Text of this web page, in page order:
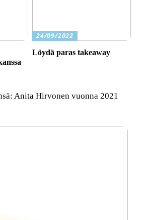
24/09/2022
Löydä paras takeaway
Anita Hirvonen vuonna 2021